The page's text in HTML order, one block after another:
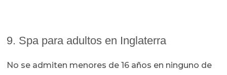
9. Spa para adultos en Inglaterra
No se admiten menores de 16 años en ninguno de